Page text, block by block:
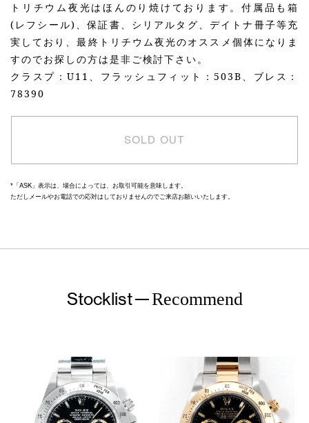
トリチウム夜光はほんのり焼けております。付属品も箱
(レフシール)、保証書、シリアルタグ、デイトナ冊子等充
実しており、最終トリチウム夜光のオススメ個体になりま
すのでお探しの方は是非ご検討下さい。
クラスプ：U11、フラッシュフィット：503B、ブレス：
78390
SOLD OUT
*「ASK」表示は、場合によっては、お取引可能を意味します。
ただしメールやお電話での応対はしておりませんのでご来店お願いいたします。
Stocklist Recommend